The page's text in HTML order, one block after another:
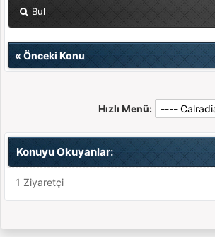
Bul
« Önceki Konu
Hızlı Menü:
Konuyu Okuyanlar:
1 Ziyaretçi